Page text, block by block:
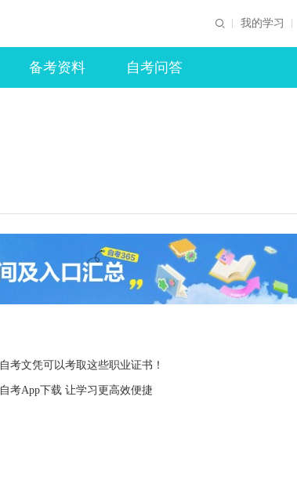
我的学习
备考资料 自考问答
自考文凭可以考取这些职业证书！
自考App下载 让学习更高效便捷